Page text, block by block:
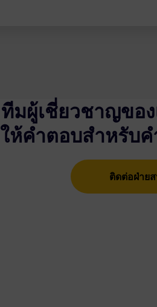
ทีมผู้เชี่ยวชาญของ
ให้คำตอบสำหรับค
ติดต่อฝ่าย